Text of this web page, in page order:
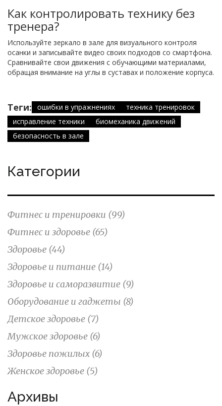
Как контролировать технику без
тренера?
Используйте зеркало в зале для визуального контроля
осанки и записывайте видео своих подходов со смартфона.
Сравнивайте свои движения с обучающими материалами,
обращая внимание на углы в суставах и положение корпуса.
Теги: ошибки в упражнениях
техника тренировок
исправление техники
биомеханика движений
безопасность в зале
Категории
Фитнес и тренировки (99)
Фитнес и здоровье (65)
Здоровье (44)
Здоровье и питание (14)
Здоровье и саморазвитие (9)
Оборудование и гаджеты (8)
Детское здоровье (7)
Мужское здоровье (6)
Здоровье пожилых (6)
Женское здоровье (5)
Архивы